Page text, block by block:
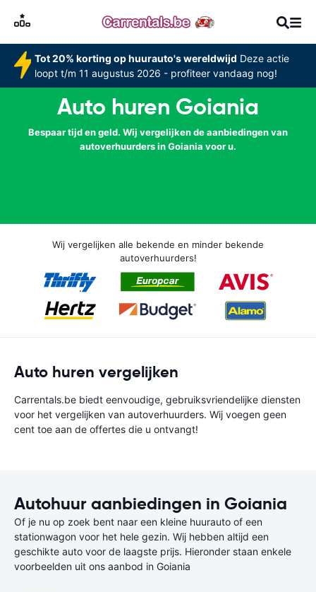
Tot 20% korting op huurauto's wereldwijd Deze actie
loopt t/m 11 augustus 2026 - profiteer vandaag nog!
Auto huren Goiania
Bespaar tijd en geld. Wij vergelijken de aanbiedingen van
autoverhuurders in Goiania voor u.
Wij vergelijken alle bekende en minder bekende
autoverhuurders!
Auto huren vergelijken
Carrentals.be biedt eenvoudige, gebruiksvriendelijke diensten
voor het vergelijken van autoverhuurders. Wij voegen geen
cent toe aan de offertes die u ontvangt!
Autohuur aanbiedingen in Goiania
Of je nu op zoek bent naar een kleine huurauto of een
stationwagon voor het hele gezin. Wij hebben altijd een
geschikte auto voor de laagste prijs. Hieronder staan enkele
voorbeelden uit ons aanbod in Goiania